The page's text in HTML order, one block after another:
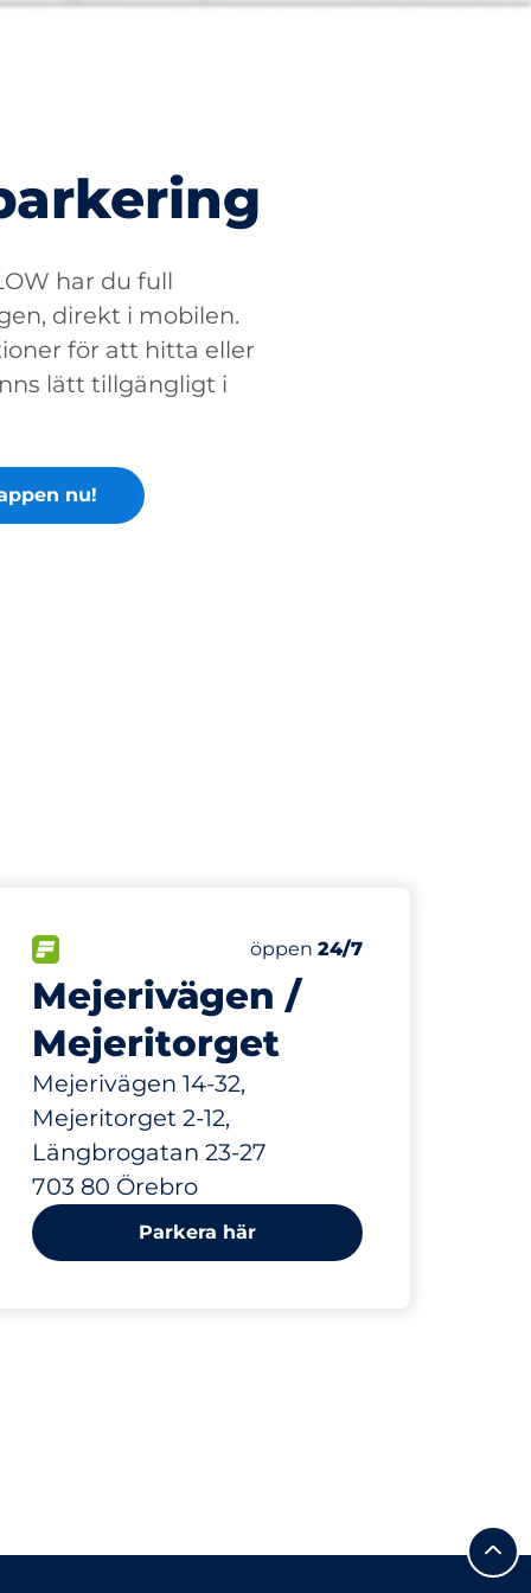
har du full
direkt i mobilen.
för att hitta eller
lätt tillgängligt i
nu!
Mejerivägen /
Mejeritorget
Mejerivägen 14-32,
Mejeritorget 2-12,
Längbrogatan 23-27
703 80 Örebro
Antal parkeringsplatser:
Totalt antal platser
Fredag
öppen 24/7
706 m
Parkera här